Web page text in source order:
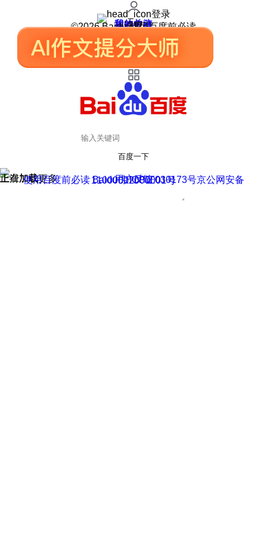
登录
我的关注
我的收藏
皮肤中心
用户反馈
设置
©2026 Baidu 使用百度前必读
百度一下
正在加载
上滑加载更多 用户反馈
使用百度前必读 Baidu 京ICP证030173号
京公网安备11000002000001号